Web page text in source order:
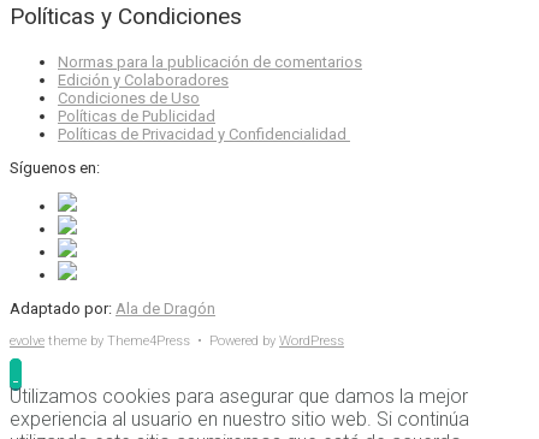
Políticas y Condiciones
Normas para la publicación de comentarios
Edición y Colaboradores
Condiciones de Uso
Políticas de Publicidad
Políticas de Privacidad y Confidencialidad
Síguenos en:
Adaptado por: Ala de Dragón
evolve theme by Theme4Press • Powered by WordPress
Utilizamos cookies para asegurar que damos la mejor
experiencia al usuario en nuestro sitio web. Si continúa